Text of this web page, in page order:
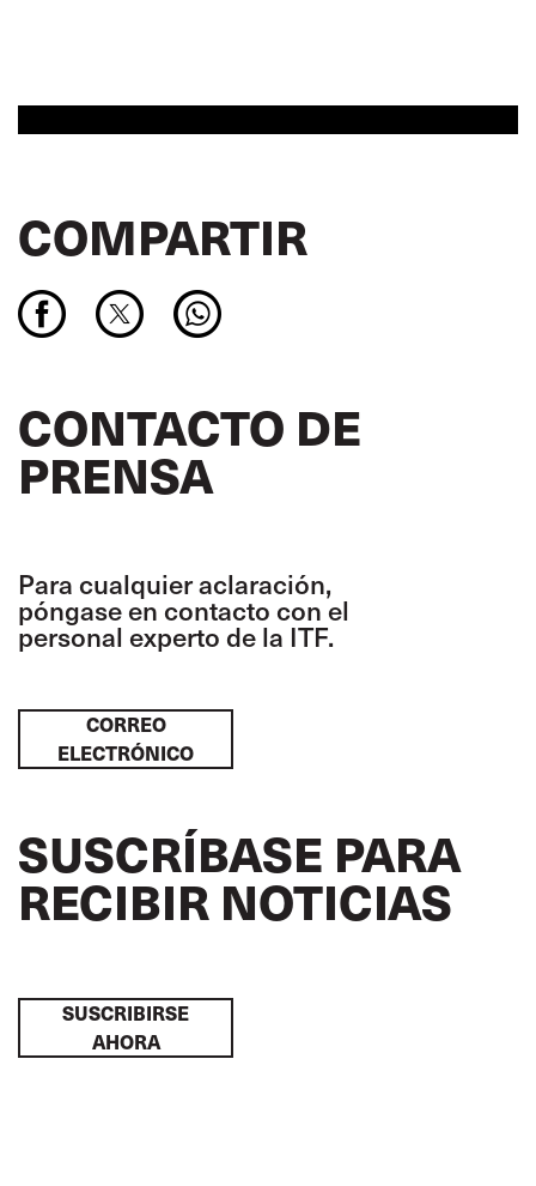
COMPARTIR
CONTACTO DE
PRENSA
Para cualquier aclaración,
póngase en contacto con el
personal experto de la ITF.
CORREO
ELECTRÓNICO
SUSCRÍBASE PARA
RECIBIR NOTICIAS
SUSCRIBIRSE
AHORA